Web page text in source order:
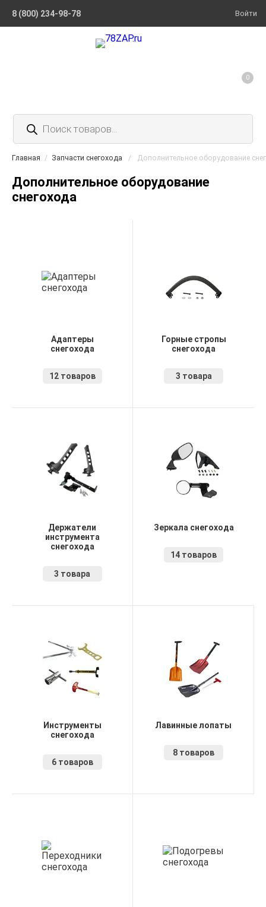
8 (800) 234-98-78 Войти
Поиск
товаров
0
Главная / Запчасти снегохода / Дополнительное оборудование
Дополнительное оборудование
снегохода
Адаптеры
снегохода
12 товаров
Горные стропы
снегохода
3 товара
Держатели
инструмента
снегохода
3 товара
Зеркала снегохода
14 товаров
Инструменты
снегохода
6 товаров
Лавинные лопаты
8 товаров